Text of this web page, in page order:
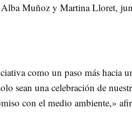
Alba Muñoz y Martina Lloret,
como un paso más hacia
sean una celebración de
con el medio ambiente,»